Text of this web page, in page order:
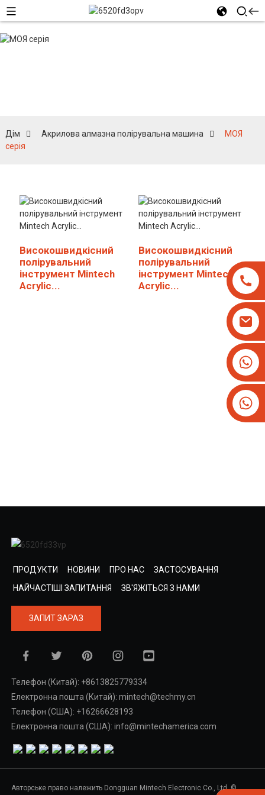
Дім Акрилова алмазна полірувальна машина
МОЯ
серія
Високошвидкісний
полірувальний
інструмент Mintech
Acrylic...
Високошвидкісний
полірувальний
інструмент Mintech
Acrylic...
ПРОДУКТИ НОВИНИ ПРО НАС
ЗАСТОСУВАННЯ
НАЙЧАСТІШІ ЗАПИТАННЯ
ЗВ'ЯЖІТЬСЯ З НАМИ
ЗАПИТ ЗАРАЗ
Телефон (Китай): +8613825779334
Електронна пошта (Китай): mintech@techmy.cn
Телефон (США): +16266628193
Електронна пошта (США): info@mintechamerica.com
Авторське право належить Dongguan Mintech Electronic Co., Ltd. ©